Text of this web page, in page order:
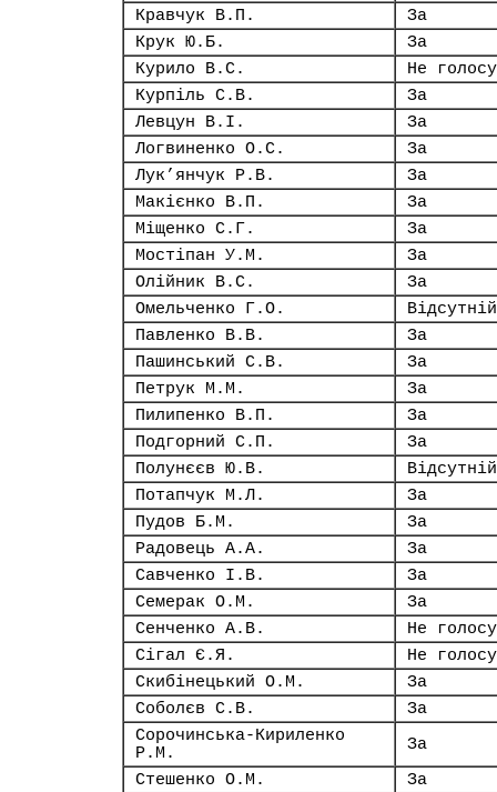
Кравчук В.П.
За
Крук Ю.Б.
За
Курило В.С.
Не
Курпіль С.В.
За
Левцун В.І.
За
Логвиненко О.С.
За
Лук’янчук Р.В.
За
Макієнко В.П.
За
Міщенко С.Г.
За
Мостіпан У.М.
За
Олійник В.С.
За
Омельченко Г.О.
Відсутній
Павленко В.В.
За
Пашинський С.В.
За
Петрук М.М.
За
Пилипенко В.П.
За
Подгорний С.П.
За
Полунєєв Ю.В.
Відсутній
Потапчук М.Л.
За
Пудов Б.М.
За
Радовець А.А.
За
Савченко І.В.
За
Семерак О.М.
За
Сенченко А.В.
Не
Сігал Є.Я.
Не
Скибінецький О.М.
За
Соболєв С.В.
За
Сорочинська-Кириленко
Р.М.
За
Стешенко О.М.
За